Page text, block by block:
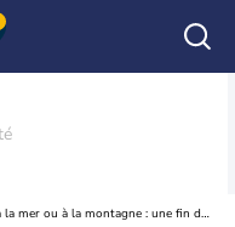
Tendance des vacances à la mer ou à la montagne : une fin de mois d'août chaude et ensoleillée